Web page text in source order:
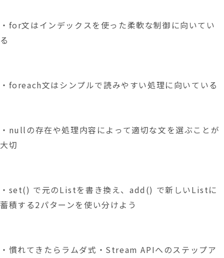
・for文はインデックスを使った柔軟な制御に向いてい
る
・foreach文はシンプルで読みやすい処理に向いている
・nullの存在や処理内容によって適切な文を選ぶことが
大切
・set() で元のListを書き換え、add() で新しいListに
蓄積する2パターンを使い分けよう
・慣れてきたらラムダ式・Stream APIへのステップア